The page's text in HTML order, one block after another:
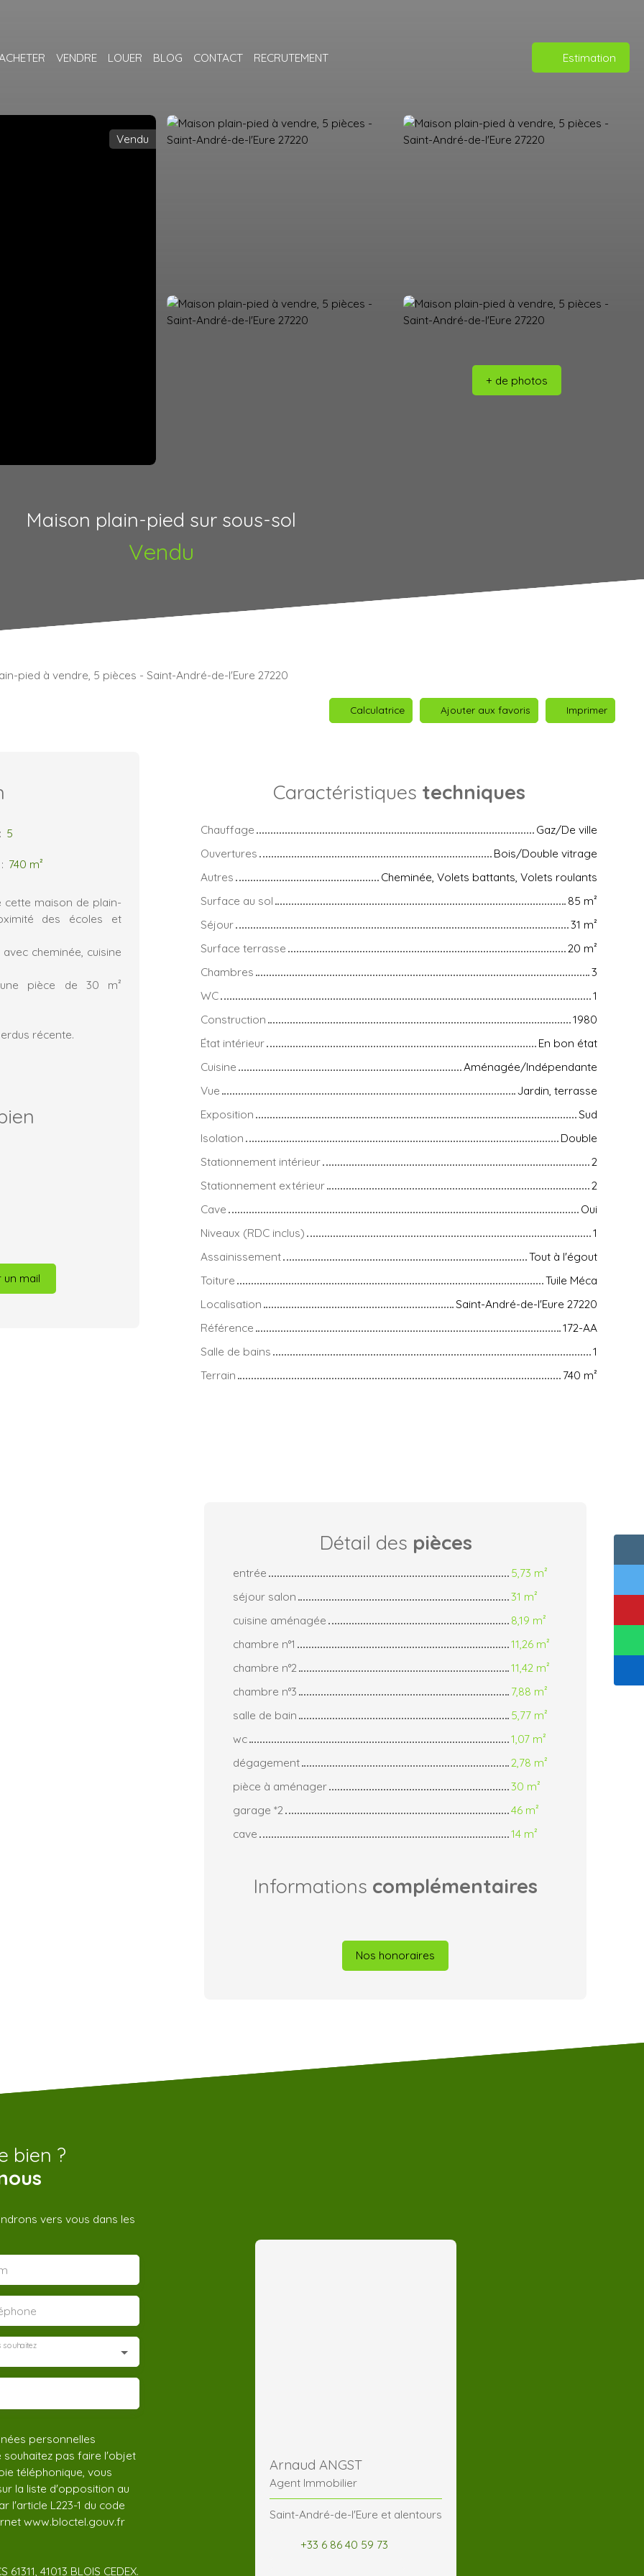
VENDRE LOUER BLOG CONTACT RECRUTEMENT Estimation
Vendu
+ de photos
Maison plain-pied sur sous-sol
Vendu
pied à vendre, 5 pièces - Saint-André-de-l'Eure 27220
Calculatrice Ajouter aux favoris Imprimer
5
740 m²
maison de plain-
des écoles et
cheminée, cuisine
pièce de 30 m²
récente.
un mail
Caractéristiques techniques
Chauffage
Gaz/De ville
Ouvertures
Bois/Double vitrage
Autres
Cheminée, Volets battants, Volets roulants
Surface au sol
85 m²
Séjour
31 m²
Surface terrasse
20 m²
Chambres
3
WC
1
Construction
1980
État intérieur
En bon état
Cuisine
Aménagée/Indépendante
Vue
Jardin, terrasse
Exposition
Sud
Isolation
Double
Stationnement intérieur
2
Stationnement extérieur
2
Cave
Oui
Niveaux (RDC inclus)
1
Assainissement
Tout à l'égout
Toiture
Tuile Méca
Localisation
Saint-André-de-l'Eure 27220
Référence
172-AA
Salle de bains
1
Terrain
740 m²
Détail des pièces
entrée
5,73 m²
séjour salon
31 m²
cuisine aménagée
8,19 m²
chambre n°1
11,26 m²
chambre n°2
11,42 m²
chambre n°3
7,88 m²
salle de bain
5,77 m²
wc
1,07 m²
dégagement
2,78 m²
pièce à aménager
30 m²
garage *2
46 m²
cave
14 m²
Informations complémentaires
Nos honoraires
bien ?
vers vous dans les
souhaitez
personnelles
souhaitez pas faire l'objet
téléphonique, vous
la liste d'opposition au
l'article L223-1 du code
www.bloctel.gouv.fr
41013 BLOIS CEDEX.
Arnaud ANGST
Agent Immobilier
Saint-André-de-l'Eure et alentours
+33 6 86 40 59 73